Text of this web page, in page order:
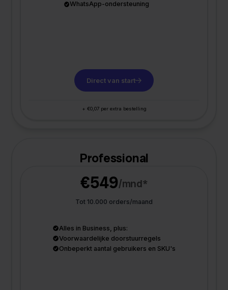
WhatsApp-ondersteuning
Direct van start
+ €0,07 per extra bestelling
Professional
€549/mnd*
Tot 10.000 orders/maand
Alles in Business, plus:
Voorwaardelijke doorstuurregels
Onbeperkt aantal gebruikers en SKU's